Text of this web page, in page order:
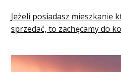
Jeżeli posiadasz mieszkanie
sprzedać, to zachęcamy do